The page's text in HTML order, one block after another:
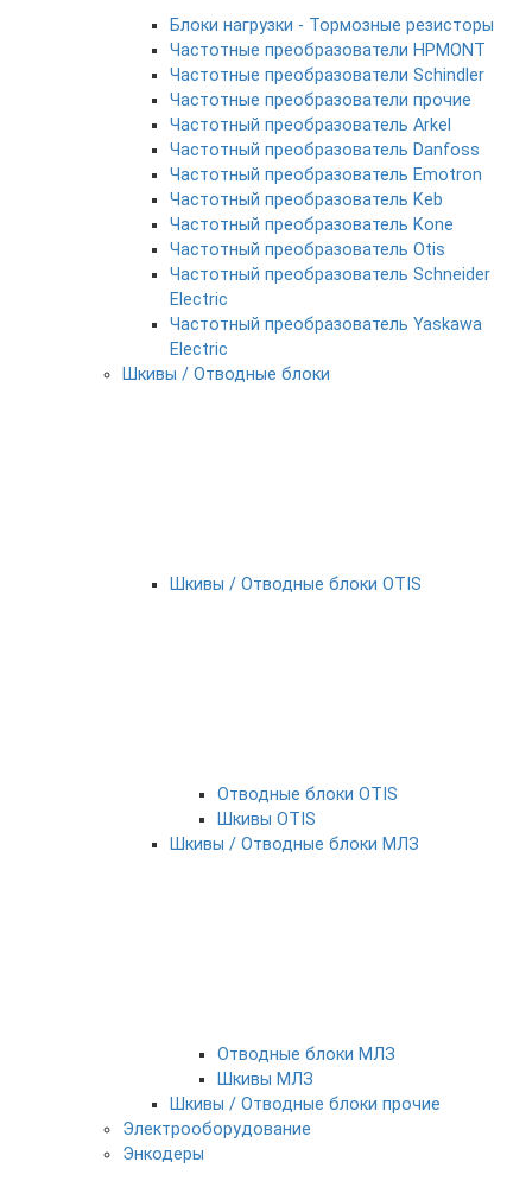
Блоки нагрузки - Тормозные резисторы
Частотные преобразователи HPMONT
Частотные преобразователи Schindler
Частотные преобразователи прочие
Частотный преобразователь Arkel
Частотный преобразователь Danfoss
Частотный преобразователь Emotron
Частотный преобразователь Keb
Частотный преобразователь Kone
Частотный преобразователь Otis
Частотный преобразователь Schneider
Electric
Частотный преобразователь Yaskawa
Electric
Шкивы / Отводные блоки
Шкивы / Отводные блоки OTIS
Отводные блоки OTIS
Шкивы OTIS
Шкивы / Отводные блоки МЛЗ
Отводные блоки МЛЗ
Шкивы МЛЗ
Шкивы / Отводные блоки прочие
Электрооборудование
Энкодеры